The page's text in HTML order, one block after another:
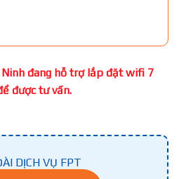
đang hỗ trợ lắp đặt wifi 7
được tư vấn.
DỊCH VỤ FPT